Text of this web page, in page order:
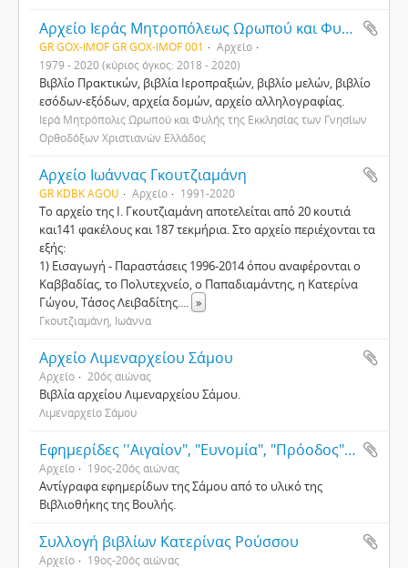
Αρχείο Ιεράς Μητροπόλεως Ωρωπού και Φυλής
GR GOX-IMOF GR GOX-IMOF 001
Αρχείο
1979 - 2020 (κύριος όγκος: 2018 - 2020)
Βιβλίο Πρακτικών, βιβλία Ιεροπραξιών, βιβλίο μελών, βιβλίο
εσόδων-εξόδων, αρχεία δομών, αρχείο αλληλογραφίας.
Ιερά Μητρόπολις Ωρωπού και Φυλής της Εκκλησίας των Γνησίων
Ορθοδόξων Χριστιανών Ελλάδος
Αρχείο Ιωάννας Γκουτζιαμάνη
GR KDBK AGOU Αρχείο 1991-2020
Το αρχείο της Ι. Γκουτζιαμάνη αποτελείται από 20 κουτιά
και141 φακέλους και 187 τεκμήρια. Στο αρχείο περιέχονται τα
εξής:
1) Εισαγωγή - Παραστάσεις 1996-2014 όπου αναφέρονται ο
Καββαδίας, το Πολυτεχνείο, ο Παπαδιαμάντης, η Κατερίνα
Γώγου, Τάσος Λειβαδίτης.... »
Γκουτζιαμάνη, Ιωάννα
Αρχείο Λιμεναρχείου Σάμου
Αρχείο 20ός αιώνας
Βιβλία αρχείου Λιμεναρχείου Σάμου.
Λιμεναρχείο Σάμου
Εφημερίδες ''Αιγαίον", "Ευνομία", "Πρόοδος", "Φως" (Σάμος)
Αρχείο 19ος-20ός αιώνας
Αντίγραφα εφημερίδων της Σάμου από το υλικό της
Βιβλιοθήκης της Βουλής.
Συλλογή βιβλίων Κατερίνας Ρούσσου
Αρχείο 19ος-20ός αιώνας